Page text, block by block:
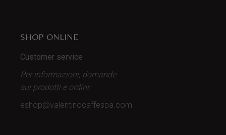
SHOP ONLINE
Customer service
Per informazioni, domande
sui prodotti e ordini:
eshop@valentinocaffespa.com